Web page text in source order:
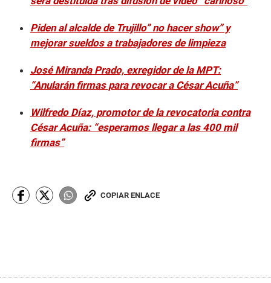
Piden al alcalde de Trujillo” no hacer show” y
mejorar sueldos a trabajadores de limpieza
José Miranda Prado, exregidor de la MPT:
“Anularán firmas para revocar a César Acuña”
Wilfredo Díaz, promotor de la revocatoria contra
César Acuña: “esperamos llegar a las 400 mil
firmas”
COPIAR ENLACE